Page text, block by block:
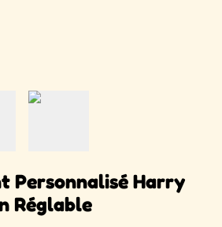
Personnalisé Harry
Réglable